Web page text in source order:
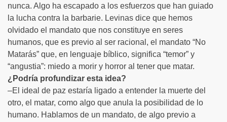
nunca. Algo ha escapado a los esfuerzos que han guiado
la lucha contra la barbarie. Levinas dice que hemos
olvidado el mandato que nos constituye en seres
humanos, que es previo al ser racional, el mandato “No
Matarás” que, en lenguaje bíblico, significa “temor” y
“angustia”: miedo a morir y horror al tener que matar.
¿Podría profundizar esta idea?
–El ideal de paz estaría ligado a entender la muerte del
otro, el matar, como algo que anula la posibilidad de lo
humano. Hablamos de un mandato, de algo previo a